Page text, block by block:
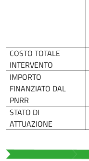
COSTO TOTALE
INTERVENTO
IMPORTO
FINANZIATO DAL
PNRR
STATO DI
ATTUAZIONE